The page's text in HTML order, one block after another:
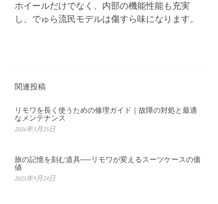
ホイールだけでなく、内部の機能性能も充実
し、でゅら流民モデルは傷すら味になります。
関連投稿
リモワを長く使うための修理ガイド｜故障の対処と最適
なメンテナンス
2026年3月25日
旅の記憶を刻む道具──リモワが変えるスーツケースの価
値
2025年9月24日